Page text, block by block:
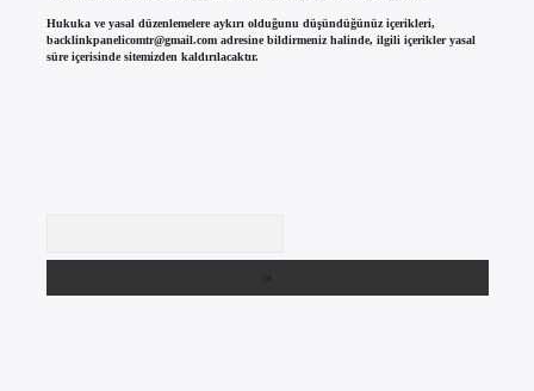
Hukuka ve yasal düzenlemelere aykırı olduğunu düşündüğünüz içerikleri,
backlinkpanelicomtr@gmail.comadresine bildirmeniz halinde, ilgili içerikler yasal
süre içerisinde sitemizden kaldırılacaktır.